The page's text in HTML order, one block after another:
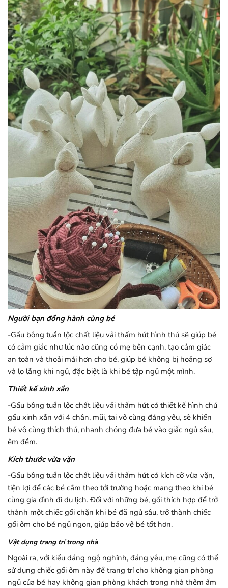
Người bạn đồng hành cùng bé
-Gấu bông tuần lộc chất liệu vải thấm hút hình thú sẽ giúp bé
có cảm giác như lúc nào cũng có mẹ bên cạnh, tạo cảm giác
an toàn và thoải mái hơn cho bé, giúp bé không bị hoảng sợ
và lo lắng khi ngủ, đặc biệt là khi bé tập ngủ một mình.
Thiết kế xinh xắn
-Gấu bông tuần lộc chất liệu vải thấm hút có thiết kế hình chú
gấu xinh xắn với 4 chân, mũi, tai vô cùng đáng yêu, sẽ khiến
bé vô cùng thích thú, nhanh chóng đưa bé vào giấc ngủ sâu,
êm đềm.
Kích thước vừa vặn
-Gấu bông tuần lộc chất liệu vải thấm hút có kích cỡ vừa vặn,
tiện lợi để các bé cầm theo tới trường hoặc mang theo khi bé
cùng gia đình đi du lịch. Đối với những bé, gối thích hợp để trở
thành một chiếc gối chặn khi bé đã ngủ sâu, trở thành chiếc
gối ôm cho bé ngủ ngon, giúp bảo vệ bé tốt hơn.
Vật dụng trang trí trong nhà
Ngoài ra, với kiểu dáng ngộ nghĩnh, đáng yêu, mẹ cũng có thể
sử dụng chiếc gối ôm này để trang trí cho không gian phòng
ngủ của bé hay không gian phòng khách trong nhà thêm ấm